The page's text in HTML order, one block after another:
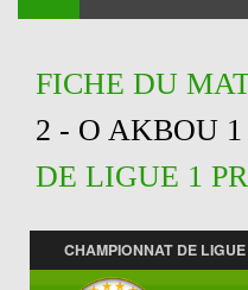
FICHE DU
2 - O AKBOU 1
DE LIGUE 1
CHAMPIONNAT DE